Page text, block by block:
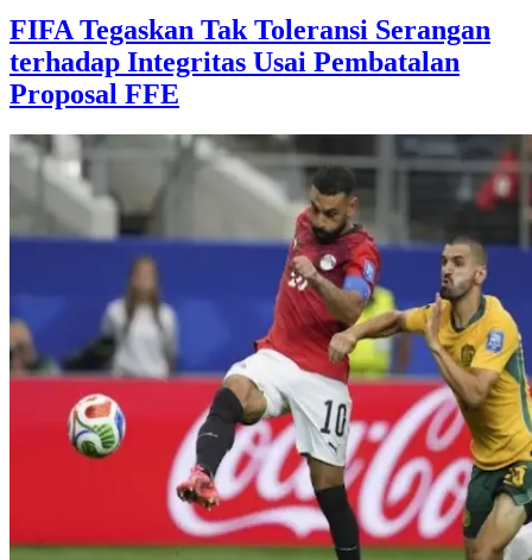
FIFA Tegaskan Tak Toleransi Serangan
terhadap Integritas Usai Pembatalan
Proposal FFE